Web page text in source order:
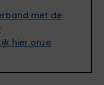
met de
hier onze